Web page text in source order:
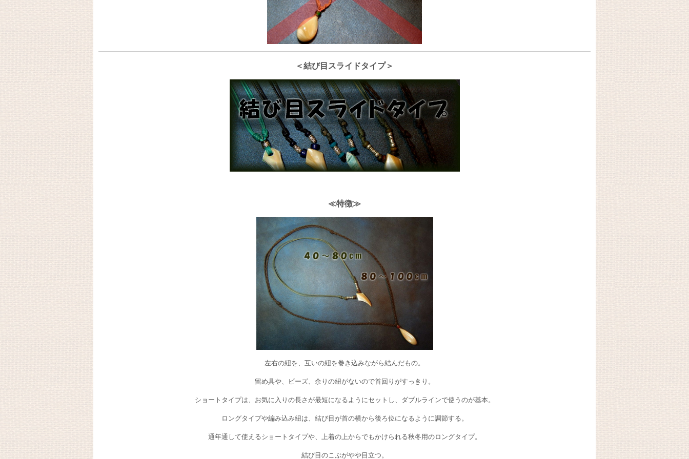
＜結び目スライドタイプ＞
≪特徴≫
左右の紐を、互いの紐を巻き込みながら結んだもの。
留め具や、ビーズ、余りの紐がないので首回りがすっきり。
ショートタイプは、お気に入りの長さが最短になるようにセットし、ダブルラインで使うのが基本。
ロングタイプや編み込み紐は、結び目が首の横から後ろ位になるように調節する。
通年通して使えるショートタイプや、上着の上からでもかけられる秋冬用のロングタイプ。
結び目のこぶがやや目立つ。